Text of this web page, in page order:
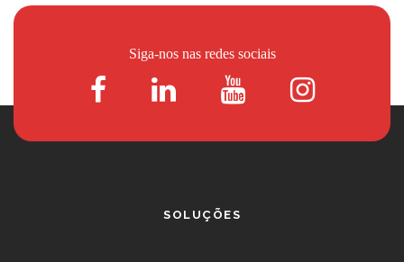
Siga-nos nas redes sociais
SOLUÇÕES